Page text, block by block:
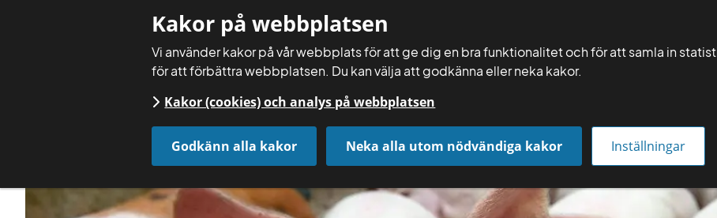
Kakor på webbplatsen
Vi använder kakor på vår webbplats för att ge dig en bra funktionalitet och för att samla in
för att förbättra webbplatsen. Du kan välja att godkänna eller neka kakor.
Kakor (cookies) och analys på webbplatsen
Godkänn alla kakor Neka alla utom nödvändiga kakor Inställningar
Få rådgivning